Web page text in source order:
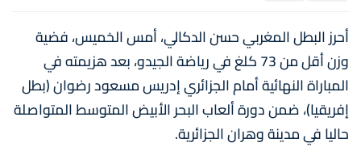
أحرز البطل المغربي حسن الدكالي، أمس الخميس، فضية
وزن أقل من 73 كلغ في رياضة الجيدو، بعد هزيمته في
المباراة النهائية أمام الجزائري إدريس مسعود رضوان (بطل
إفريقيا)، ضمن دورة ألعاب البحر الأبيض المتوسط المتواصلة
حاليا في مدينة وهران الجزائرية.